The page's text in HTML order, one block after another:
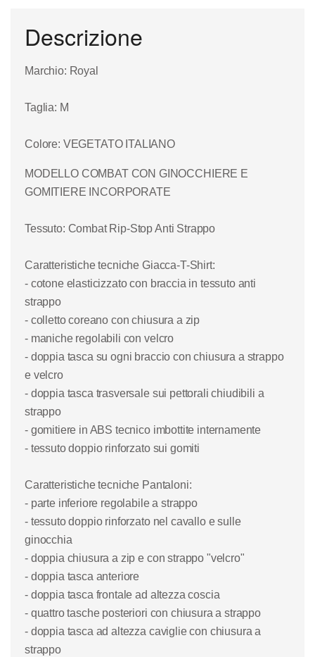
Descrizione
Marchio: Royal
Taglia: M
Colore: VEGETATO ITALIANO
MODELLO COMBAT CON GINOCCHIERE E
GOMITIERE INCORPORATE
Tessuto: Combat Rip-Stop Anti Strappo
Caratteristiche tecniche Giacca-T-Shirt:
- cotone elasticizzato con braccia in tessuto anti
strappo
- colletto coreano con chiusura a zip
- maniche regolabili con velcro
- doppia tasca su ogni braccio con chiusura a strappo
e velcro
- doppia tasca trasversale sui pettorali chiudibili a
strappo
- gomitiere in ABS tecnico imbottite internamente
- tessuto doppio rinforzato sui gomiti
Caratteristiche tecniche Pantaloni:
- parte inferiore regolabile a strappo
- tessuto doppio rinforzato nel cavallo e sulle
ginocchia
- doppia chiusura a zip e con strappo "velcro"
- doppia tasca anteriore
- doppia tasca frontale ad altezza coscia
- quattro tasche posteriori con chiusura a strappo
- doppia tasca ad altezza caviglie con chiusura a
strappo